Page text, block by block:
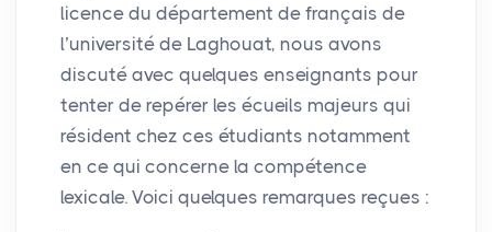
licence du département de français de
l’université de Laghouat, nous avons
discuté avec quelques enseignants pour
tenter de repérer les écueils majeurs qui
résident chez ces étudiants notamment
en ce qui concerne la compétence
lexicale. Voici quelques remarques reçues :